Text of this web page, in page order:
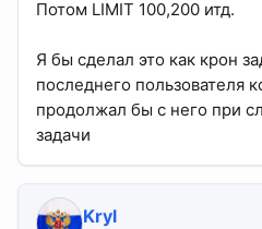
Потом LIMIT 100,200 итд.
Я бы сделал это как крон
последнего пользователя
продолжал бы с него при
задачи
Kryl